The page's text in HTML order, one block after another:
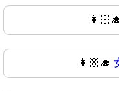
👩🏼‍🎓